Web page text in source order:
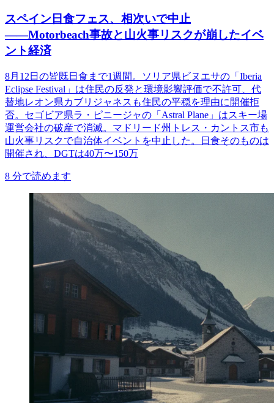
スペイン日食フェス、相次いで中止
――Motorbeach事故と山火事リスクが崩したイベ
ント経済
8月12日の皆既日食まで1週間。ソリア県ビヌエサの「Iberia
Eclipse Festival」は住民の反発と環境影響評価で不許可、代
替地レオン県カブリジャネスも住民の平穏を理由に開催拒
否。セゴビア県ラ・ピニージャの「Astral Plane」はスキー場
運営会社の破産で消滅。マドリード州トレス・カントス市も
山火事リスクで自治体イベントを中止した。日食そのものは
開催され、DGTは40万〜150万
8 分で読めます